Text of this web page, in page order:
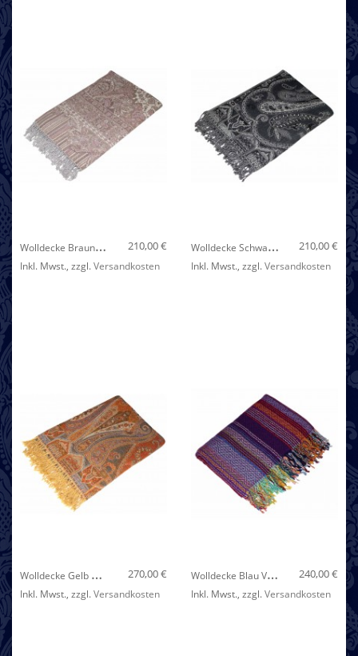
W
Olldecke Braun Weiß Cappuccino LORENZO CANA 210,00 €
Inkl. Mwst., zzgl.Versandkosten
W
Olldecke Schwarz Grau Weiß LORENZO CANA 210,00 €
Inkl. Mwst., zzgl.Versandkosten
W
Olldecke Gelb Orange Blau LORENZO CANA 270,00 €
Inkl. Mwst., zzgl.Versandkosten
W
Olldecke Blau Violett Grün LORENZO CANA 240,00 €
Inkl. Mwst., zzgl.Versandkosten